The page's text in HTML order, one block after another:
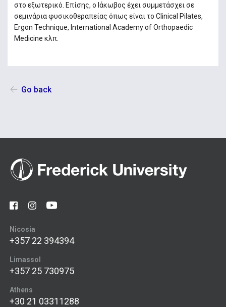
στο εξωτερικό. Επίσης, ο Ιάκωβος έχει συμμετάσχει σε
σεμινάρια φυσικοθεραπείας όπως είναι το Clinical Pilates,
Ergon Technique, International Academy of Orthopaedic
Medicine κλπ.
Go back
Nicosia
+357 22 394394
Limassol
+357 25 730975
Athens
+30 21 03311288